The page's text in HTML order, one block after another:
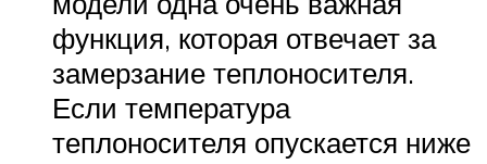
функция, которая отвечает за
замерзание теплоносителя.
Если температура
теплоносителя опускается ниже